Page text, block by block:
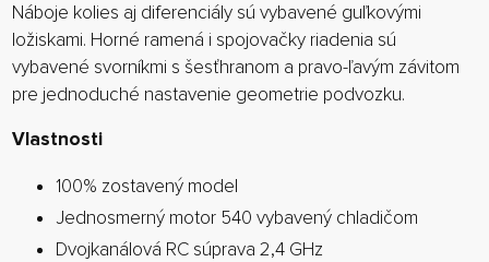
Náboje kolies aj diferenciály sú vybavené guľkovými
ložiskami. Horné ramená i spojovačky riadenia sú
vybavené svorníkmi s šesťhranom a pravo-ľavým závitom
pre jednoduché nastavenie geometrie podvozku.
Vlastnosti
100% zostavený model
Jednosmerný motor 540 vybavený chladičom
Dvojkanálová RC súprava 2,4 GHz